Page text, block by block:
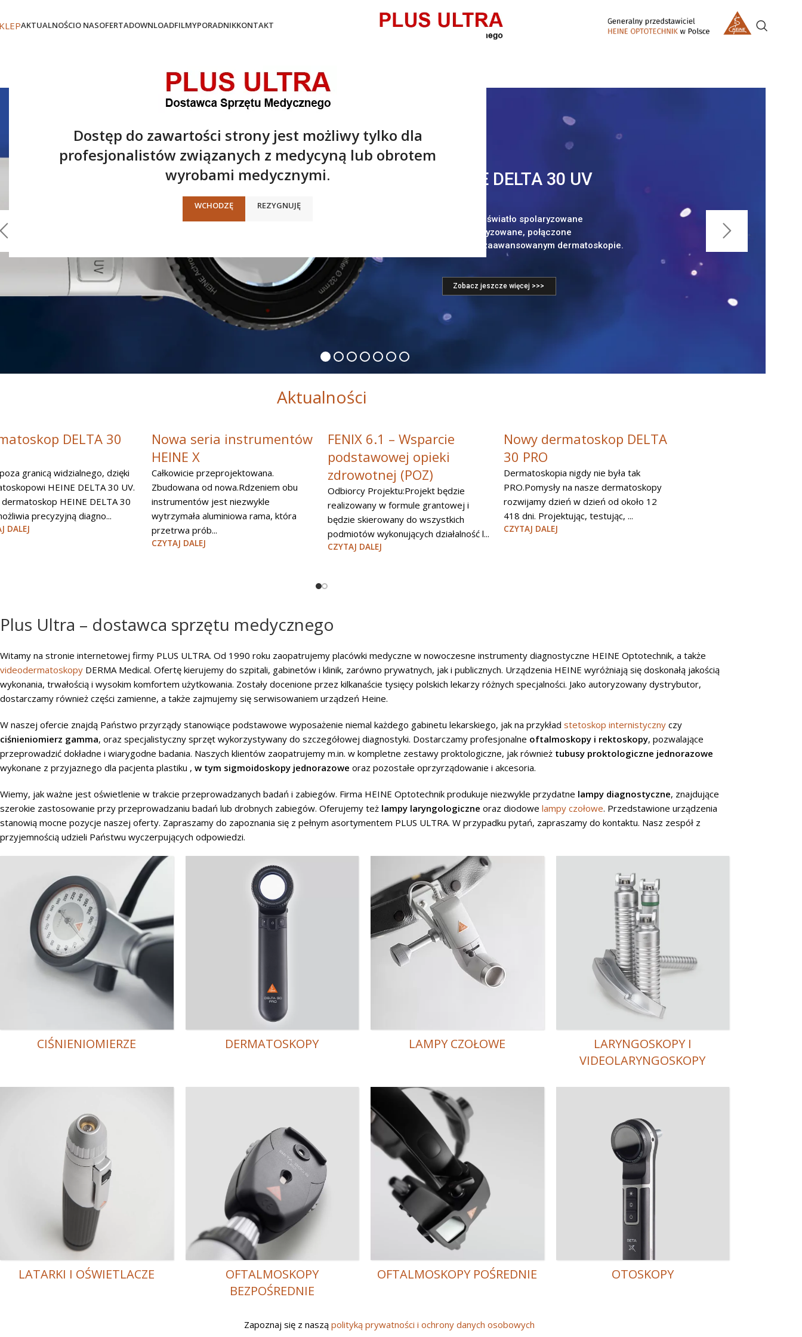
Dostęp do zawartości strony jest możliwy tylko dla
profesjonalistów związanych z medycyną lub obrotem
wyrobami medycznymi.
WCHODZĘ REZYGNUJĘ
AKTUALNOŚCIO NASOFERTADOWNLOADFILMYPORADNIKKONTAKT
Ultrafiolet, światło spolaryzowane
i niespolaryzowane, połączone
w jednym zaawansowanym dermatoskopie.
HEINE DELTA 30 UV
Zobacz jeszcze więcej >>>
Aktualności
DELTA 30
granicą widzialnego, dzięki
HEINE DELTA 30 UV.
HEINE DELTA 30
precyzyjną diagno...
DALEJ
Nowa seria instrumentów
HEINE X
Całkowicie przeprojektowana.
Zbudowana od nowa.Rdzeniem obu
instrumentów jest niezwykle
wytrzymała aluminiowa rama, która
przetrwa prób...
CZYTAJ DALEJ
FENIX 6.1 – Wsparcie
podstawowej opieki
zdrowotnej (POZ)
Odbiorcy Projektu:Projekt będzie
realizowany w formule grantowej i
będzie skierowany do wszystkich
podmiotów wykonujących działalność l...
CZYTAJ DALEJ
Nowy dermatoskop DELTA
30 PRO
Dermatoskopia nigdy nie była tak
PRO.Pomysły na nasze dermatoskopy
rozwijamy dzień w dzień od około 12
418 dni. Projektując, testując, ...
CZYTAJ DALEJ
Plus Ultra – dostawca sprzętu medycznego
Witamy na stronie internetowej firmy PLUS ULTRA. Od 1990 roku zaopatrujemy placówki medyczne w nowoczesne instrumenty diagnostyczne HEINE Optotechnik, a także
videodermatoskopy DERMA Medical. Ofertę kierujemy do szpitali, gabinetów i klinik, zarówno prywatnych, jak i publicznych. Urządzenia HEINE wyróżniają się doskonałą jakością
wykonania, trwałością i wysokim komfortem użytkowania. Zostały docenione przez kilkanaście tysięcy polskich lekarzy różnych specjalności. Jako autoryzowany dystrybutor,
dostarczamy również części zamienne, a także zajmujemy się serwisowaniem urządzeń Heine.
W naszej ofercie znajdą Państwo przyrządy stanowiące podstawowe wyposażenie niemal każdego gabinetu lekarskiego, jak na przykład stetoskop internistyczny czy
ciśnieniomierz gamma, oraz specjalistyczny sprzęt wykorzystywany do szczegółowej diagnostyki. Dostarczamy profesjonalne oftalmoskopy i rektoskopy, pozwalające
przeprowadzić dokładne i wiarygodne badania. Naszych klientów zaopatrujemy m.in. w kompletne zestawy proktologiczne, jak również tubusy proktologiczne jednorazowe
wykonane z przyjaznego dla pacjenta plastiku , w tym sigmoidoskopy jednorazowe oraz pozostałe oprzyrządowanie i akcesoria.
Wiemy, jak ważne jest oświetlenie w trakcie przeprowadzanych badań i zabiegów. Firma HEINE Optotechnik produkuje niezwykle przydatne lampy diagnostyczne, znajdujące
szerokie zastosowanie przy przeprowadzaniu badań lub drobnych zabiegów. Oferujemy też lampy laryngologiczne oraz diodowe lampy czołowe. Przedstawione urządzenia
stanowią mocne pozycje naszej oferty. Zapraszamy do zapoznania się z pełnym asortymentem PLUS ULTRA. W przypadku pytań, zapraszamy do kontaktu. Nasz zespół z
przyjemnością udzieli Państwu wyczerpujących odpowiedzi.
CIŚNIENIOMIERZE DERMATOSKOPY LAMPY CZOŁOWE
LARYNGOSKOPY I
VIDEOLARYNGOSKOPY
LATARKI I OŚWIETLACZE
OFTALMOSKOPY
BEZPOŚREDNIE
OFTALMOSKOPY POŚREDNIE OTOSKOPY
Zapoznaj się z nasząpolityką prywatności i ochrony danych osobowych